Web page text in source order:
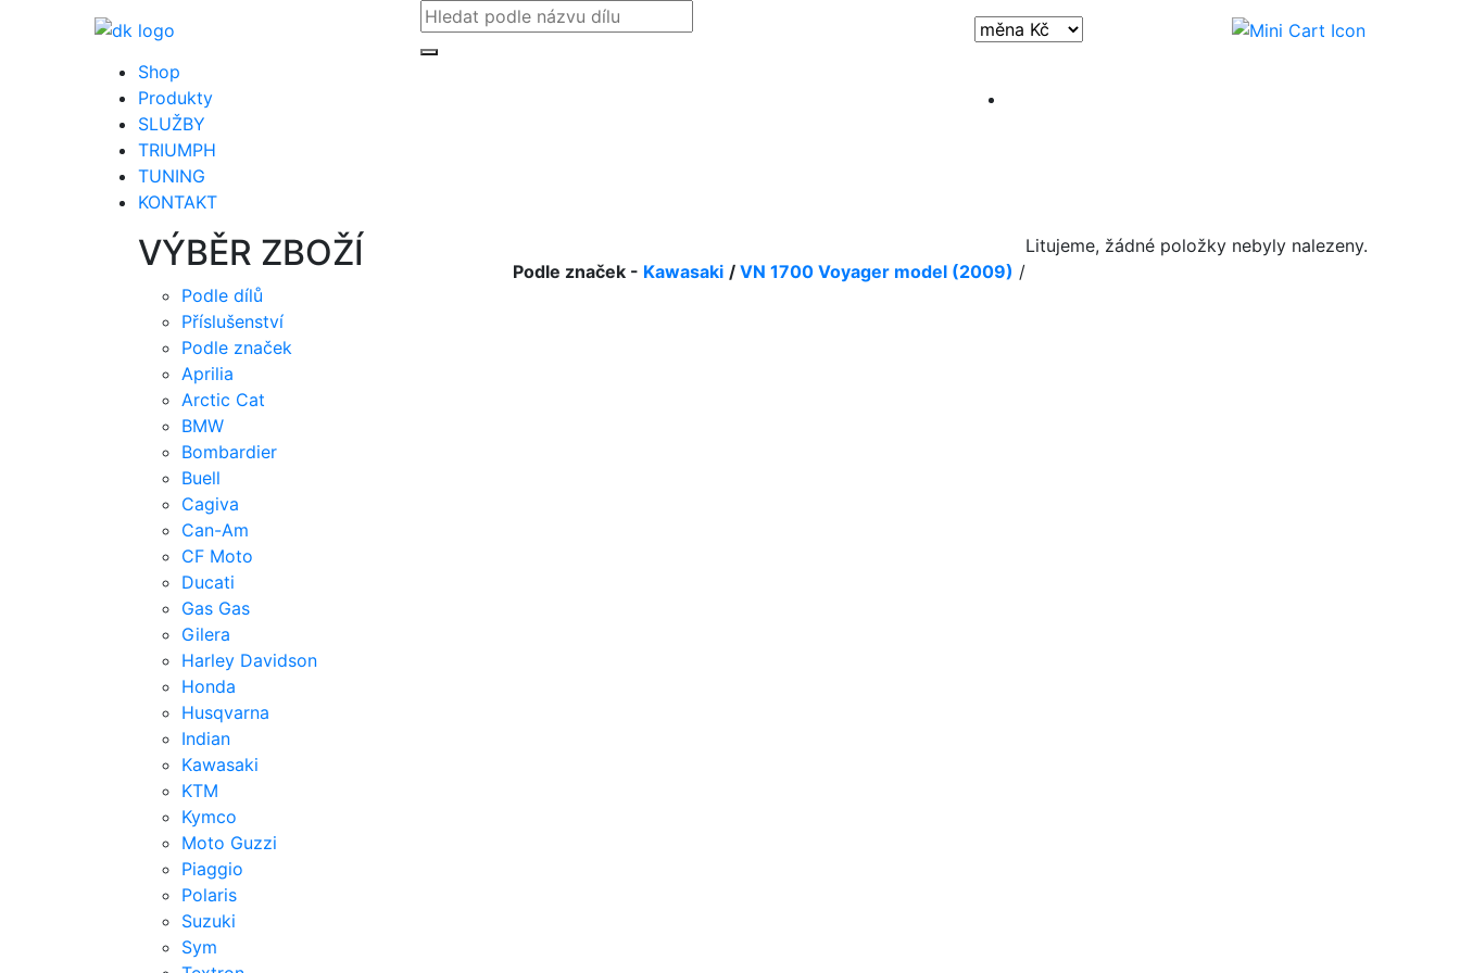
Shop
Produkty
SLUŽBY
TRIUMPH
TUNING
KONTAKT
VÝBĚR ZBOŽÍ
Podle dílů
Příslušenství
Podle značek
Aprilia
Arctic Cat
BMW
Bombardier
Buell
Cagiva
Can-Am
CF Moto
Ducati
Gas Gas
Gilera
Harley Davidson
Honda
Husqvarna
Indian
Kawasaki
KTM
Kymco
Moto Guzzi
Piaggio
Polaris
Suzuki
Sym
Podle značek - Kawasaki / VN 1700 Voyager model (2009) /
Litujeme, žádné položky nebyly nalezeny.